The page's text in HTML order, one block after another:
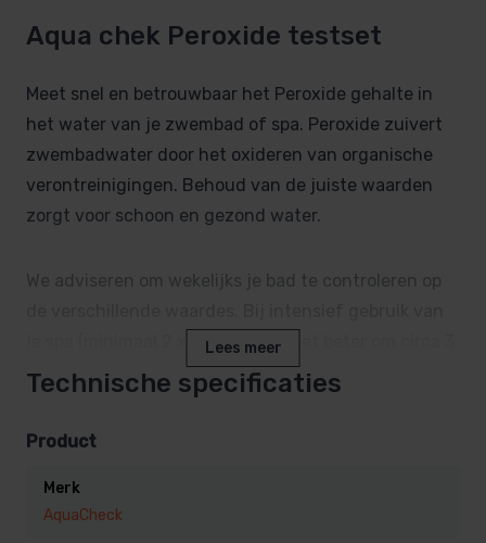
Aqua chek Peroxide testset
Meet snel en betrouwbaar het Peroxide gehalte in
het water van je zwembad of spa. Peroxide zuivert
zwembadwater door het oxideren van organische
verontreinigingen. Behoud van de juiste waarden
zorgt voor schoon en gezond water.
We adviseren om wekelijks je bad te controleren op
je spa (minimaal 2 x per week) is het beter om circa 3
a 4 keer per week een test uit te voeren. Indien de
waterwaardes van je spa afwijken is het nodig om
direct actie te ondernemen door het toevoegen van
pH correctiemiddelen.
Lees meer
Technische specificaties
Product
Merk
AquaCheck